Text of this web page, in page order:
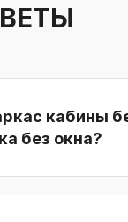
кабины
без окна?